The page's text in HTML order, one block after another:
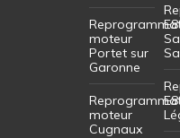
moteur
Portet sur
Garonne
moteur
Cugnaux